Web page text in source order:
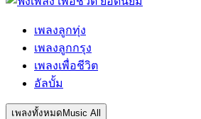
เพลงลูกทุ่ง
เพลงลูกกรุง
เพลงเพื่อชีวิต
อัลบั้ม
เพลงทั้งหมด Music All